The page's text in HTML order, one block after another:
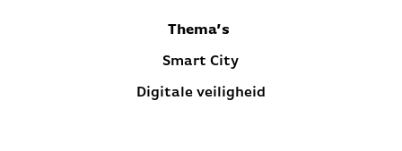
Thema’s
Smart City
Digitale veiligheid